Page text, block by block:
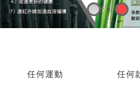
龍舟 hot
保齡球
衛衣
下身
索繩袋
常用字體
尺寸表
任何運動 任何